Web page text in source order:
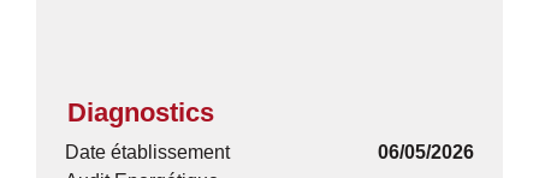
Diagnostics
Date établissement
06/05/2026